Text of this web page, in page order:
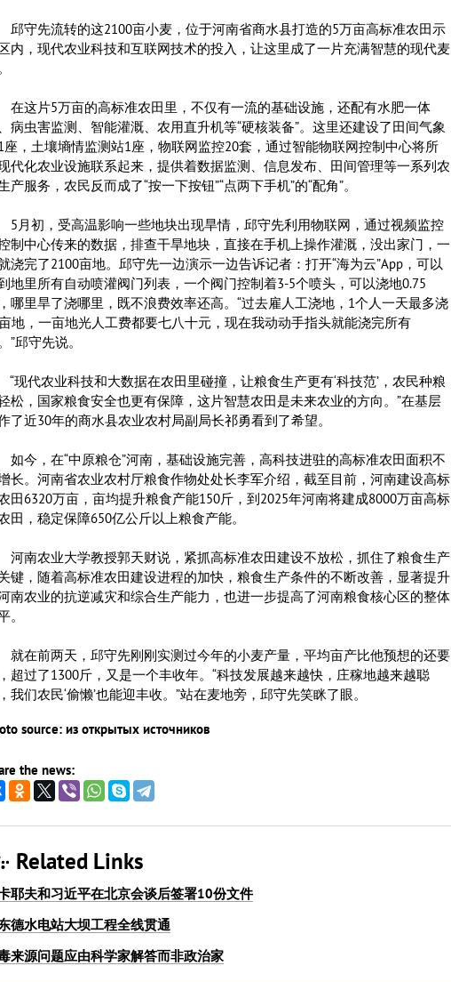
守先流转的这2100亩小麦，位于河南省商水县打造的5万亩高标准农田示
内，现代农业科技和互联网技术的投入，让这里成了一片充满智慧的现代麦
这片5万亩的高标准农田里，不仅有一流的基础设施，还配有水肥一体
病虫害监测、智能灌溉、农用直升机等“硬核装备”。这里还建设了田间气象
座，土壤墒情监测站1座，物联网监控20套，通过智能物联网控制中心将所
代化农业设施联系起来，提供着数据监测、信息发布、田间管理等一系列农
产服务，农民反而成了“按一下按钮”“点两下手机”的“配角”。
初，受高温影响一些地块出现旱情，邱守先利用物联网，通过视频监控
制中心传来的数据，排查干旱地块，直接在手机上操作灌溉，没出家门，一
浇完了2100亩地。邱守先一边演示一边告诉记者：打开“海为云”App，可以
地里所有自动喷灌阀门列表，一个阀门控制着3-5个喷头，可以浇地0.75
哪里旱了浇哪里，既不浪费效率还高。“过去雇人工浇地，1个人一天最多浇
地，一亩地光人工费都要七八十元，现在我动动手指头就能浇完所有
”邱守先说。
代农业科技和大数据在农田里碰撞，让粮食生产更有‘科技范’，农民种粮
松，国家粮食安全也更有保障，这片智慧农田是未来农业的方向。”在基层
了近30年的商水县农业农村局副局长祁勇看到了希望。
今，在“中原粮仓”河南，基础设施完善，高科技进驻的高标准农田面积不
长。河南省农业农村厅粮食作物处处长李军介绍，截至目前，河南建设高标
田6320万亩，亩均提升粮食产能150斤，到2025年河南将建成8000万亩高标
田，稳定保障650亿公斤以上粮食产能。
南农业大学教授郭天财说，紧抓高标准农田建设不放松，抓住了粮食生产
键，随着高标准农田建设进程的加快，粮食生产条件的不断改善，显著提升
南农业的抗逆减灾和综合生产能力，也进一步提高了河南粮食核心区的整体
。
在前两天，邱守先刚刚实测过今年的小麦产量，平均亩产比他预想的还要
超过了1300斤，又是一个丰收年。“科技发展越来越快，庄稼地越来越聪
我们农民‘偷懒’也能迎丰收。”站在麦地旁，邱守先笑眯了眼。
source: из открытых источников
the news:
Related Links
耶夫和习近平在北京会谈后签署10份文件
德水电站大坝工程全线贯通
来源问题应由科学家解答而非政治家